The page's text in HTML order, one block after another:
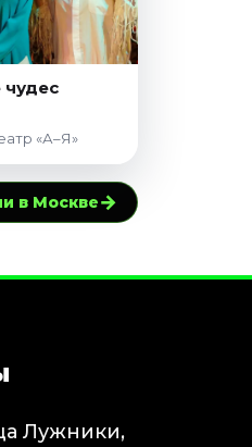
чудес
«А–Я»
в Москве→
Лужники,